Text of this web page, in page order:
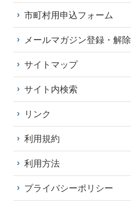
市町村用申込フォーム
メールマガジン登録・解除
サイトマップ
サイト内検索
リンク
利用規約
利用方法
プライバシーポリシー